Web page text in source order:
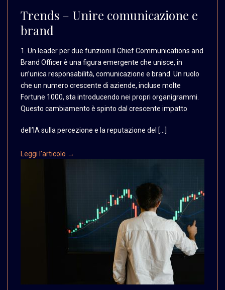
Trends – Unire comunicazione e
brand
1. Un leader per due funzioni Il Chief Communications and
Brand Officer è una figura emergente che unisce, in
un’unica responsabilità, comunicazione e brand. Un ruolo
che un numero crescente di aziende, incluse molte
Fortune 1000, sta introducendo nei propri organigrammi.
Questo cambiamento è spinto dal crescente impatto
dell’IA sulla percezione e la reputazione del […]
Leggi l'articolo →